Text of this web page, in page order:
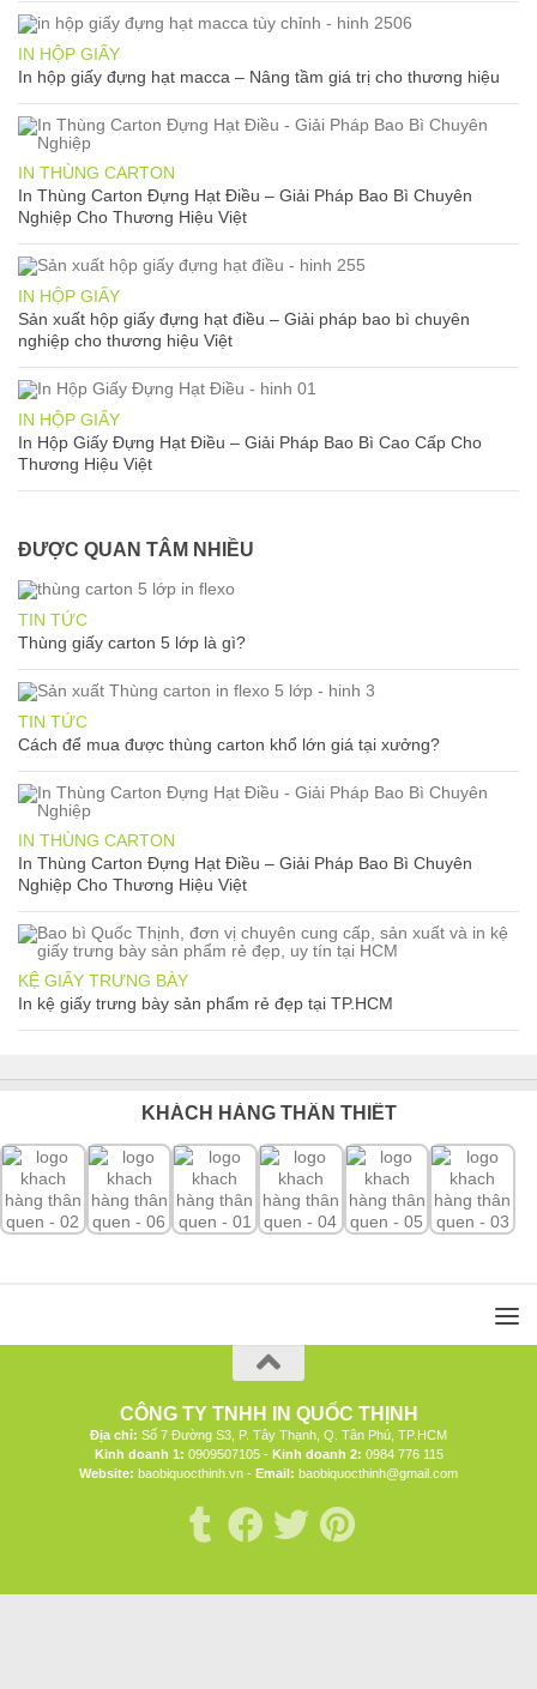
IN HỘP GIẤY
In hộp giấy đựng hạt macca – Nâng tầm giá trị cho thương hiệu
IN THÙNG CARTON
In Thùng Carton Đựng Hạt Điều – Giải Pháp Bao Bì Chuyên
Nghiệp Cho Thương Hiệu Việt
IN HỘP GIẤY
Sản xuất hộp giấy đựng hạt điều – Giải pháp bao bì chuyên
nghiệp cho thương hiệu Việt
IN HỘP GIẤY
In Hộp Giấy Đựng Hạt Điều – Giải Pháp Bao Bì Cao Cấp Cho
Thương Hiệu Việt
ĐƯỢC QUAN TÂM NHIỀU
TIN TỨC
Thùng giấy carton 5 lớp là gì?
TIN TỨC
Cách để mua được thùng carton khổ lớn giá tại xưởng?
IN THÙNG CARTON
In Thùng Carton Đựng Hạt Điều – Giải Pháp Bao Bì Chuyên
Nghiệp Cho Thương Hiệu Việt
KỆ GIẤY TRƯNG BÀY
In kệ giấy trưng bày sản phẩm rẻ đẹp tại TP.HCM
KHÁCH HÀNG THÂN THIẾT
CÔNG TY TNHH IN QUỐC THỊNH
Địa chỉ: Số 7 Đường S3, P. Tây Thạnh, Q. Tân Phú, TP.HCM
Kinh doanh 1: 0909507105 - Kinh doanh 2: 0984 776 115
Website: baobiquocthinh.vn - Email: baobiquocthinh@gmail.com